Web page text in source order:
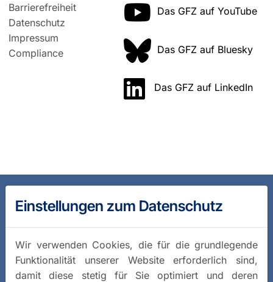
Barrierefreiheit
Datenschutz
Impressum
Compliance
Das GFZ auf YouTube
Das GFZ auf Bluesky
Das GFZ auf LinkedIn
Einstellungen zum Datenschutz
Wir verwenden Cookies, die für die grundlegende
Funktionalität unserer Website erforderlich sind,
damit diese stetig für Sie optimiert und deren